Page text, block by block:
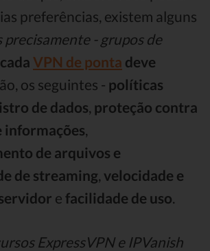
preferências, existem alguns
precisamente - grupos de
cada VPN de ponta deve
os seguintes - políticas
de dados proteção contra
informações
de arquivos e
de streaming velocidade e
e facilidade de uso
ExpressVPN e IPVanish